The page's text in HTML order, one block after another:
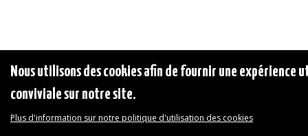
Nous utilisons des cookies afin de fournir une
conviviale sur notre site.
Plus d'information sur notre politique d'utilisation des cookies